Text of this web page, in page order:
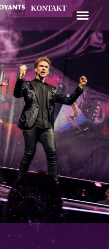
KONTAKT